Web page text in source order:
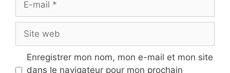
Site
web
Enregistrer mon nom, mon e-mail et mon site
dans le navigateur pour mon prochain